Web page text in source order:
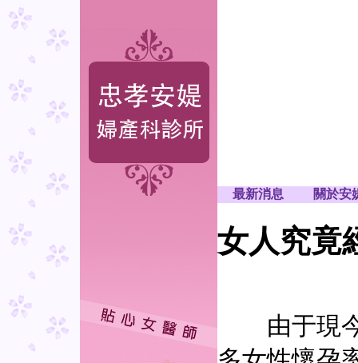
最新消息 關於安
女人究竟
由于現今